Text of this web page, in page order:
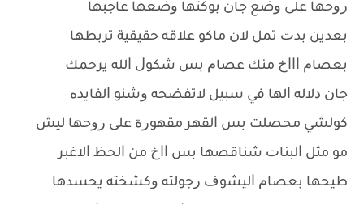
ﺭﻭﺣﻬﺎ ﻋﻠﻰ ﻭﺿﻊ ﺟﺎﻥ ﺑﻮﻛﺘﻬﺎ ﻭﺿﻌﻬﺎ ﻋﺎﺟﺒﻬﺎ
ﺑﻌﺪﻳﻦ ﺑﺪﺕ ﺗﻤﻞ ﻻﻥ ﻣﺎﻛﻮ ﻋﻼﻗﻪ ﺣﻘﻴﻘﻴﺔ ﺗﺮﺑﻄﻬﺎ
ﺑﻌﺼﺎﻡ ﺍﺍﺍﺥ ﻣﻨﻚ ﻋﺼﺎﻡ ﺑﺲ ﺷﻜﻮﻝ ﺍﻟﻠﻪ ﻳﺮﺣﻤﻚ
ﺟﺎﻥ ﺩﻻﻟﻪ ﺍﻟﻬﺎ ﻓﻲ ﺳﺒﻴﻞ ﻻﺗﻔﻀﺤﻪ ﻭﺷﻨﻮ ﺍﻟﻔﺎﻳﺪﻩ
ﻛﻮﻟﺸﻲ ﻣﺤﺼﻠﺖ ﺑﺲ ﺍﻟﻘﻬﺮ ﻣﻘﻬﻮﺭﺓ ﻋﻠﻰ ﺭﻭﺣﻬﺎ ﻟﻴﺶ
ﻣﻮ ﻣﺜﻞ ﺍﻟﺒﻨﺎﺕ ﺷﻨﺎﻗﺼﻬﺎ ﺑﺲ ﺍﺍﺥ ﻣﻦ ﺍﻟﺤﻆ ﺍﻻﻏﺒﺮ
ﻃﻴﺤﻬﺎ ﺑﻌﺼﺎﻡ ﺍﻟﻴﺸﻮﻑ ﺭﺟﻮﻟﺘﻪ ﻭﻛﺸﺨﺘﻪ ﻳﺤﺴﺪﻫﺎ